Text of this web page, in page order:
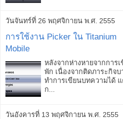
วันจันทร์ที่ 26 พฤศจิกายน พ.ศ. 2555
การใช้งาน Picker ใน Titanium
Mobile
หลังจากห่างหายจากการ
พัก เนื่องจากติดภาระกิจ
ทำการเขียนบทความได้
ก...
วันอังคารที่ 13 พฤศจิกายน พ.ศ. 2555